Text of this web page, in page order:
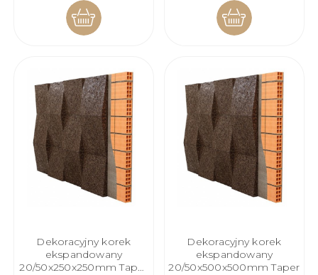
KOSZYKA KOSZYKA
Dekoracyjny korek
ekspandowany
20/50x250x250mm Taper
Dekoracyjny korek
ekspandowany
20/50x500x500mm Taper